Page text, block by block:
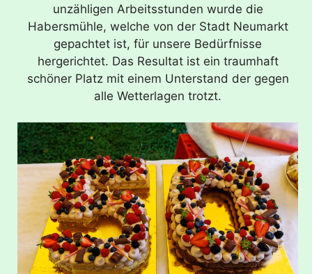
unzähligen Arbeitsstunden wurde die
Habersmühle, welche von der Stadt Neumarkt
gepachtet ist, für unsere Bedürfnisse
hergerichtet. Das Resultat ist ein traumhaft
schöner Platz mit einem Unterstand der gegen
alle Wetterlagen trotzt.